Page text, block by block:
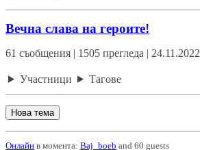
Вечна слава на героите!
61 съобщения | 1505 прегледа | 24.11.2022
Участници Тагове
Нова тема
Онлайн в момента: Baj_boeb and 60 guests